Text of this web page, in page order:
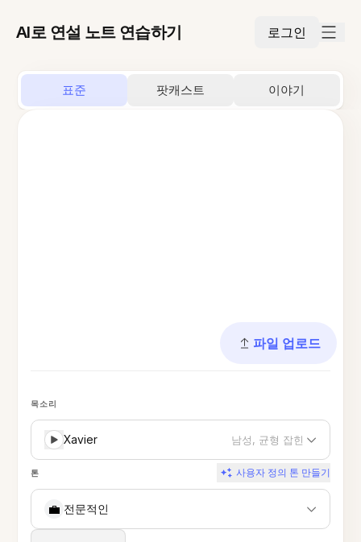
AI로 연설 노트 연습하기 로그인
표준 팟캐스트 이야기
파일 업로드
목소리
Xavier 남성, 균형 잡힌
톤 사용자 정의 톤 만들기
💼 전문적인